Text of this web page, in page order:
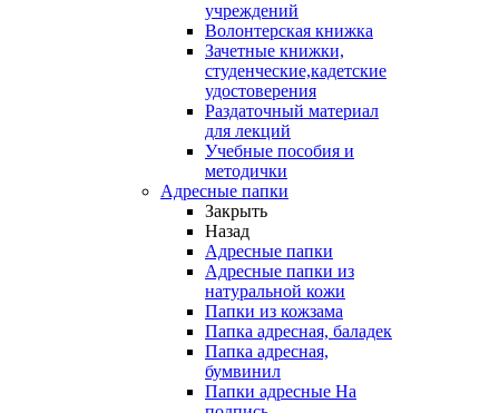
учреждений
Волонтерская книжка
Зачетные книжки,
студенческие,кадетские
удостоверения
Раздаточный материал
для лекций
Учебные пособия и
методички
Адресные папки
Закрыть
Назад
Адресные папки
Адресные папки из
натуральной кожи
Папки из кожзама
Папка адресная, баладек
Папка адресная,
бумвинил
Папки адресные На